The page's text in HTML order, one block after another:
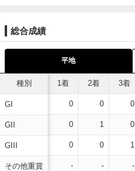
総合成績
平地
種別
GI
GII
GIII
その他重賞
1着 2着 3着
0 0 0
0 1 0
0 0 1
- - -